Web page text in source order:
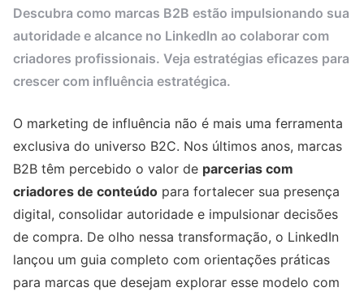
Descubra como marcas B2B estão impulsionando sua
autoridade e alcance no LinkedIn ao colaborar com
criadores profissionais. Veja estratégias eficazes para
crescer com influência estratégica.
O marketing de influência não é mais uma ferramenta
exclusiva do universo B2C. Nos últimos anos, marcas
B2B têm percebido o valor de parcerias com
criadores de conteúdo para fortalecer sua presença
digital, consolidar autoridade e impulsionar decisões
de compra. De olho nessa transformação, o LinkedIn
lançou um guia completo com orientações práticas
para marcas que desejam explorar esse modelo com